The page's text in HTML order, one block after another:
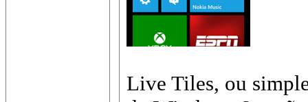
Live Tiles, ou